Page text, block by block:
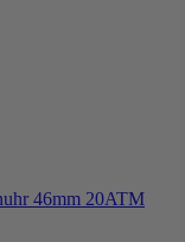
46mm 20ATM